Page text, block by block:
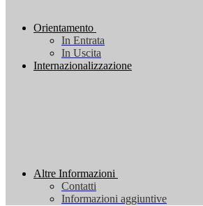
Orientamento
In Entrata
In Uscita
Internazionalizzazione
Altre Informazioni
Contatti
Informazioni aggiuntive